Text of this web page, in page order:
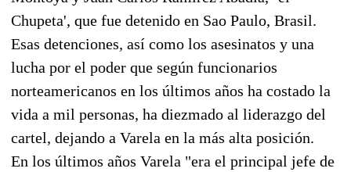
Chupeta', que fue detenido en Sao Paulo, Brasil.
Esas detenciones, así como los asesinatos y una
lucha por el poder que según funcionarios
norteamericanos en los últimos años ha costado la
vida a mil personas, ha diezmado al liderazgo del
cartel, dejando a Varela en la más alta posición.
En los últimos años Varela "era el principal jefe de